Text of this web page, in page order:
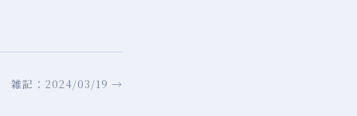
雑記：2024/03/19 →